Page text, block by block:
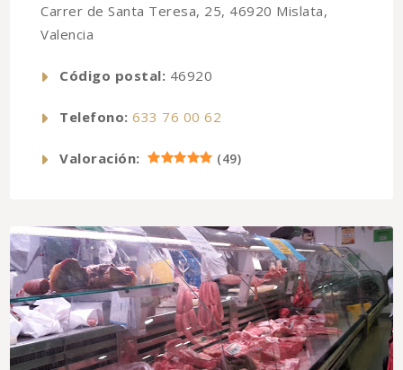
Carrer de Santa Teresa, 25, 46920 Mislata,
Valencia
Código postal: 46920
Telefono: 633 76 00 62
Valoración: (49)